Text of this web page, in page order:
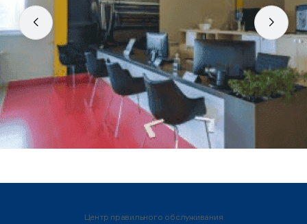
Центр правильного обслуживания